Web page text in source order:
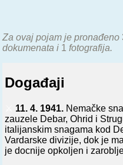
Za ovaj pojam je pronađeno
dokumenata i 1 fotografija.
Događaji
11. 4. 1941. Nemačke
zauzele Debar, Ohrid i
italijanskim snagama kod
Vardarske divizije, dok je
je docnije opkoljen i